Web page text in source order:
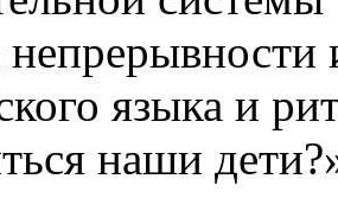
языка и
наши